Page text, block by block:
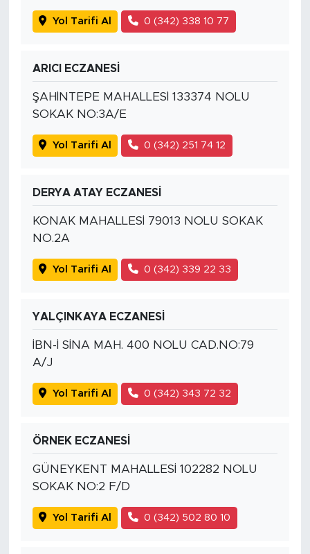
Yol Tarifi Al 0 (342) 338 10 77
ARICI ECZANESİ
ŞAHİNTEPE MAHALLESİ 133374 NOLU
SOKAK NO:3A/E
Yol Tarifi Al 0 (342) 251 74 12
DERYA ATAY ECZANESİ
KONAK MAHALLESİ 79013 NOLU SOKAK
NO.2A
Yol Tarifi Al 0 (342) 339 22 33
YALÇINKAYA ECZANESİ
İBN-İ SİNA MAH. 400 NOLU CAD.NO:79
A/J
Yol Tarifi Al 0 (342) 343 72 32
ÖRNEK ECZANESİ
GÜNEYKENT MAHALLESİ 102282 NOLU
SOKAK NO:2 F/D
Yol Tarifi Al 0 (342) 502 80 10